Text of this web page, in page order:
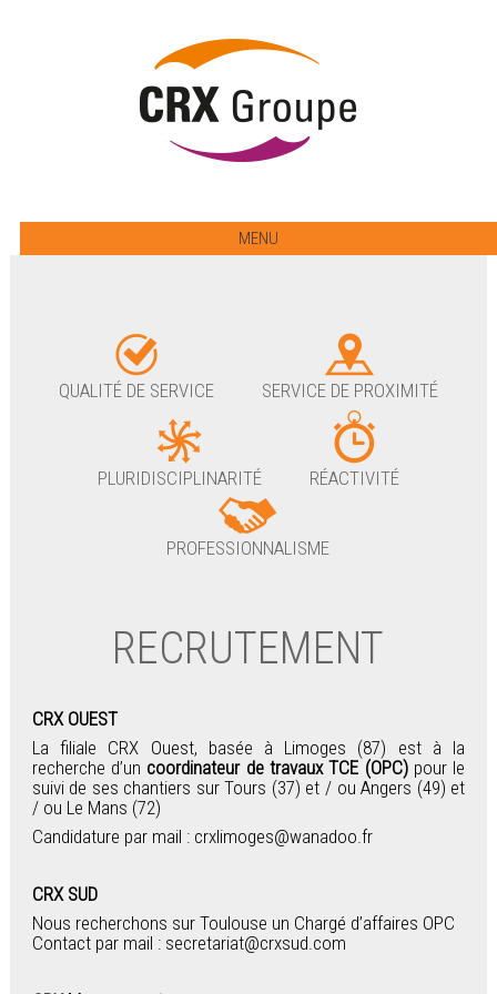
MENU
QUALITÉ DE SERVICE SERVICE DE PROXIMITÉ
PLURIDISCIPLINARITÉ RÉACTIVITÉ
PROFESSIONNALISME
RECRUTEMENT
CRX OUEST
La filiale CRX Ouest, basée à Limoges (87) est à la
recherche d’un coordinateur de travaux TCE (OPC) pour le
suivi de ses chantiers sur Tours (37) et / ou Angers (49) et
/ ou Le Mans (72)
Candidature par mail : crxlimoges@wanadoo.fr
CRX SUD
Nous recherchons sur Toulouse un Chargé d’affaires OPC
Contact par mail : secretariat@crxsud.com